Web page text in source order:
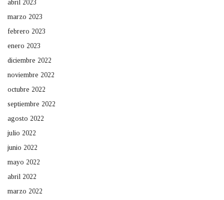
abril 2023
marzo 2023
febrero 2023
enero 2023
diciembre 2022
noviembre 2022
octubre 2022
septiembre 2022
agosto 2022
julio 2022
junio 2022
mayo 2022
abril 2022
marzo 2022